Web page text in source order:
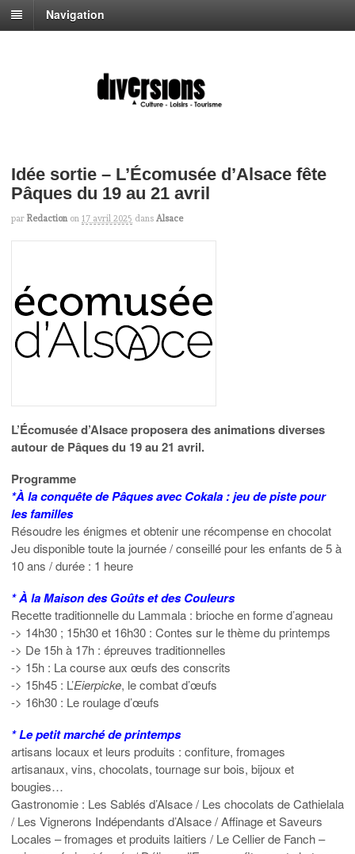
Navigation
Idée sortie – L’Écomusée d’Alsace fête
Pâques du 19 au 21 avril
par Redaction on 17 avril 2025 dans Alsace
L’Écomusée d’Alsace proposera des animations diverses
autour de Pâques du 19 au 21 avril.
Programme
*À la conquête de Pâques avec Cokala : jeu de piste pour
les familles
Résoudre les énigmes et obtenir une récompense en chocolat
Jeu disponible toute la journée / conseillé pour les enfants de 5 à
10 ans / durée : 1 heure
* À la Maison des Goûts et des Couleurs
Recette traditionnelle du Lammala : brioche en forme d’agneau
-> 14h30 ; 15h30 et 16h30 : Contes sur le thème du printemps
-> De 15h à 17h : épreuves traditionnelles
-> 15h : La course aux œufs des conscrits
-> 15h45 : L’Eierpicke, le combat d’œufs
-> 16h30 : Le roulage d’œufs
* Le petit marché de printemps
artisans locaux et leurs produits : confiture, fromages
artisanaux, vins, chocolats, tournage sur bois, bijoux et
bougies…
Gastronomie : Les Sablés d’Alsace / Les chocolats de Cathielala
/ Les Vignerons Indépendants d’Alsace / Affinage et Saveurs
Locales – fromages et produits laitiers / Le Cellier de Fanch –